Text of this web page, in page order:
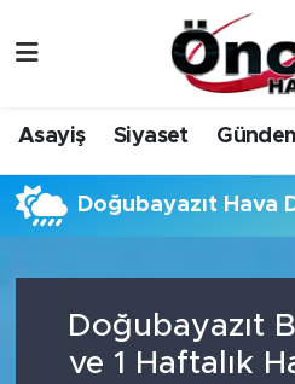
Asayiş Siyaset
Doğubayazıt Hava
Doğubayazıt
ve 1 Haftalık
Gündem
Sağlık & Çevre
Spor
Siyaset
Düzce Nöbetçi
Düzce Hava Durumu
Düzce Namaz
Düzce Trafik
Süper Lig Puan